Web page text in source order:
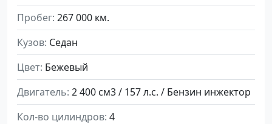
Пробег 267 000 км.
Кузов Седан
Цвет Бежевый
Двигатель 2 400 см3 / 157 л.с. / Бензин инжектор
Кол-во цилиндров 4